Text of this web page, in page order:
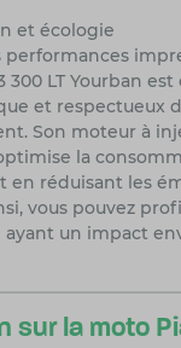
et écologie
performances
300 LT Yourban
et respectueux
Son moteur à
la
en réduisant les
vous pouvez
un impact
sur la moto